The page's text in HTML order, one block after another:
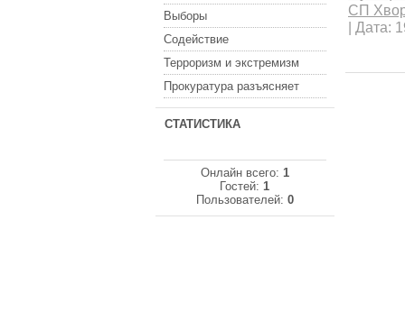
Выборы
Содействие
Терроризм и экстремизм
Прокуратура разъясняет
СТАТИСТИКА
Онлайн всего: 1
Гостей:1
Пользователей: 0
СП
| Дата: